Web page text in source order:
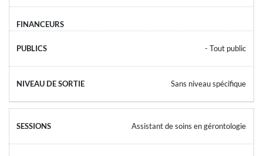
- Tout public
Sans niveau spécifique
Assistant de soins en gérontologie